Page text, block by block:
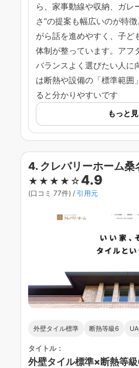
ら、家事動線や収納、ガレ
さ”の提案も幅広いのが特
がら話を進めやすく、子ど
体制が整っています。アフ
バランスよく選びたい人に
は断熱や設備の「標準範囲
ると分かりやすいです
もっと
4. クレバリーホーム桑
★★★★☆ 4.9
(口コミ 77件) / 引用元
外壁タイル標準 断熱等級6
タイトル：
外壁タイル標準×断熱等